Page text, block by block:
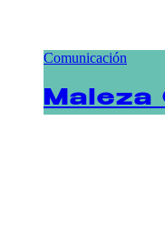
Comunicación
Maleza